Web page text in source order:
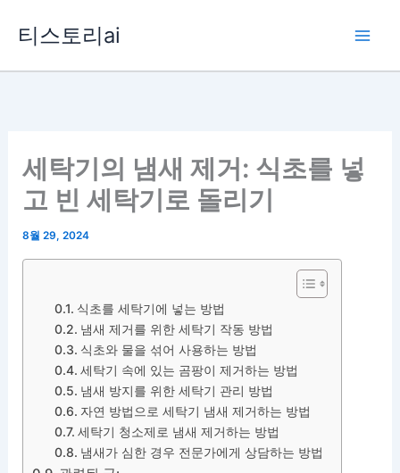
티스토리ai
세탁기의 냄새 제거: 식초를 넣
고 빈 세탁기로 돌리기
8월 29, 2024
식초를 세탁기에 넣는 방법
냄새 제거를 위한 세탁기 작동 방법
식초와 물을 섞어 사용하는 방법
세탁기 속에 있는 곰팡이 제거하는 방법
냄새 방지를 위한 세탁기 관리 방법
자연 방법으로 세탁기 냄새 제거하는 방법
세탁기 청소제로 냄새 제거하는 방법
냄새가 심한 경우 전문가에게 상담하는 방법